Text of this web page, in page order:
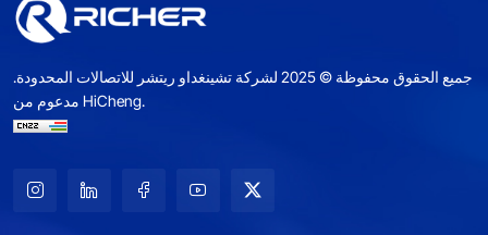
جميع الحقوق محفوظة © 2025 لشركة تشينغداو ريتشر للاتصالات المحدودة.
مدعوم من HiCheng.